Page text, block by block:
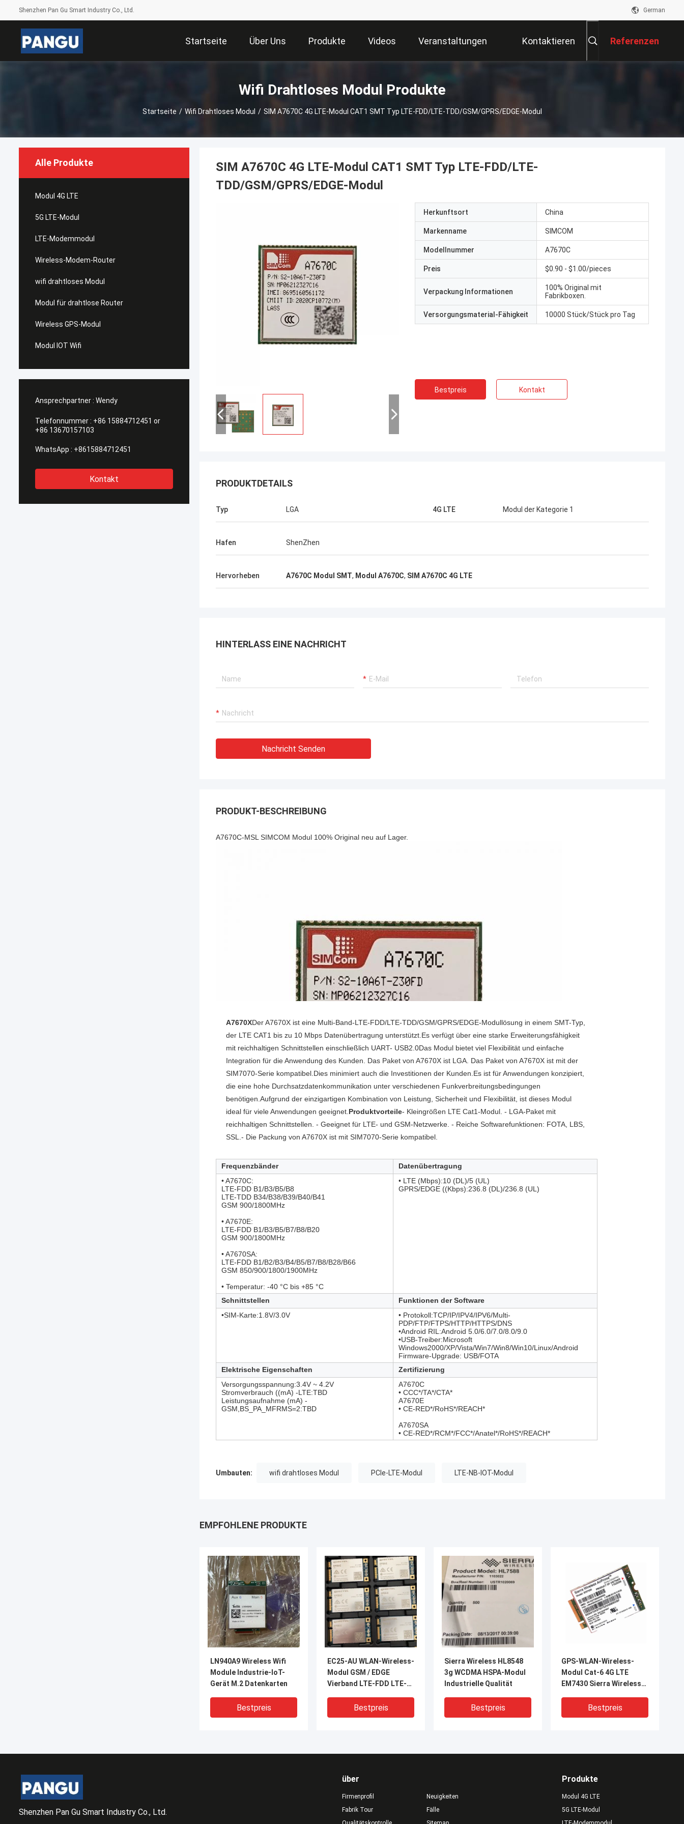
Shenzhen Pan Gu Smart Industry Co., Ltd. German
Startseite Über Uns Produkte Videos Veranstaltungen Kontaktieren Referenzen
Wifi Drahtloses Modul Produkte
Startseite / Wifi Drahtloses Modul / SIM A7670C 4G LTE-Modul CAT1 SMT Typ LTE-FDD/LTE-TDD/GSM/GPRS/EDGE-Modul
Alle Produkte
Modul 4G LTE
5G LTE-Modul
LTE-Modemmodul
Wireless-Modem-Router
wifi drahtloses Modul
Modul für drahtlose Router
Wireless GPS-Modul
Modul IOT Wifi
Ansprechpartner : Wendy
Telefonnummer : +86 15884712451 or
+86 13670157103
WhatsApp : +8615884712451
Kontakt
SIM A7670C 4G LTE-Modul CAT1 SMT Typ LTE-FDD/LTE-
TDD/GSM/GPRS/EDGE-Modul
Herkunftsort China
Markenname SIMCOM
Modellnummer A7670C
Preis $0.90 - $1.00/pieces
Verpackung Informationen
100% Original mit
Fabrikboxen.
Versorgungsmaterial-Fähigkeit 10000 Stück/Stück pro Tag
Bestpreis Kontakt
PRODUKTDETAILS
Typ LGA 4G LTE Modul der Kategorie 1
Hafen ShenZhen
Hervorheben A7670C Modul SMT, Modul A7670C, SIM A7670C 4G LTE
HINTERLASS EINE NACHRICHT
Nachricht Senden
PRODUKT-BESCHREIBUNG
A7670C-MSL SIMCOM Modul 100% Original neu auf Lager.
A7670XDer A7670X ist eine Multi-Band-LTE-FDD/LTE-TDD/GSM/GPRS/EDGE-Modullösung in einem SMT-Typ,
der LTE CAT1 bis zu 10 Mbps Datenübertragung unterstützt.Es verfügt über eine starke Erweiterungsfähigkeit
mit reichhaltigen Schnittstellen einschließlich UART- USB2.0Das Modul bietet viel Flexibilität und einfache
Integration für die Anwendung des Kunden. Das Paket von A7670X ist LGA. Das Paket von A7670X ist mit der
SIM7070-Serie kompatibel.Dies minimiert auch die Investitionen der Kunden.Es ist für Anwendungen konzipiert,
die eine hohe Durchsatzdatenkommunikation unter verschiedenen Funkverbreitungsbedingungen
benötigen.Aufgrund der einzigartigen Kombination von Leistung, Sicherheit und Flexibilität, ist dieses Modul
ideal für viele Anwendungen geeignet. Produktvorteile- Kleingrößen LTE Cat1-Modul. - LGA-Paket mit
reichhaltigen Schnittstellen. - Geeignet für LTE- und GSM-Netzwerke. - Reiche Softwarefunktionen: FOTA, LBS,
SSL.- Die Packung von A7670X ist mit SIM7070-Serie kompatibel.
Frequenzbänder
Datenübertragung
• A7670C:
LTE-FDD B1/B3/B5/B8
LTE-TDD B34/B38/B39/B40/B41
GSM 900/1800MHz
• A7670E:
LTE-FDD B1/B3/B5/B7/B8/B20
GSM 900/1800MHz
• A7670SA:
LTE-FDD B1/B2/B3/B4/B5/B7/B8/B28/B66
GSM 850/900/1800/1900MHz
• Temperatur: -40 °C bis +85 °C
• LTE (Mbps):10 (DL)/5 (UL)
GPRS/EDGE ((Kbps):236.8 (DL)/236.8 (UL)
Schnittstellen
Funktionen der Software
•SIM-Karte:1.8V/3.0V
• Protokoll:TCP/IP/IPV4/IPV6/Multi-
PDP/FTP/FTPS/HTTP/HTTPS/DNS
•Android RIL:Android 5.0/6.0/7.0/8.0/9.0
•USB-Treiber:Microsoft
Windows2000/XP/Vista/Win7/Win8/Win10/Linux/Android
Firmware-Upgrade: USB/FOTA
Elektrische Eigenschaften
Zertifizierung
Versorgungsspannung:3.4V ~ 4.2V
Stromverbrauch ((mA) -LTE:TBD
Leistungsaufnahme (mA) -
GSM,BS_PA_MFRMS=2:TBD
A7670C
• CCC*/TA*/CTA*
A7670E
• CE-RED*/RoHS*/REACH*
A7670SA
• CE-RED*/RCM*/FCC*/Anatel*/RoHS*/REACH*
Umbauten: wifi drahtloses Modul PCIe-LTE-Modul LTE-NB-IOT-Modul
EMPFOHLENE PRODUKTE
LN940A9 Wireless Wifi
Module Industrie-IoT-
Gerät M.2 Datenkarten
Bestpreis
EC25-AU WLAN-Wireless-
Modul GSM / EDGE
Vierband LTE-FDD LTE-
Bestpreis
Sierra Wireless HL8548
3g WCDMA HSPA-Modul
Industrielle Qualität
Bestpreis
GPS-WLAN-Wireless-
Modul Cat-6 4G LTE
EM7430 Sierra Wireless
Bestpreis
Shenzhen Pan Gu Smart Industry Co., Ltd.
über
Firmenprofil
Fabrik Tour
Neuigkeiten
Fälle
Produkte
Modul 4G LTE
5G LTE-Modul